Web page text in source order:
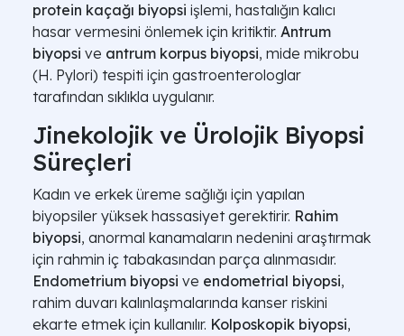
protein kaçağı biyopsi işlemi, hastalığın kalıcı
hasar vermesini önlemek için kritiktir. Antrum
biyopsi ve antrum korpus biyopsi, mide mikrobu
(H. Pylori) tespiti için gastroenterologlar
tarafından sıklıkla uygulanır.
Jinekolojik ve Ürolojik Biyopsi
Süreçleri
Kadın ve erkek üreme sağlığı için yapılan
biyopsiler yüksek hassasiyet gerektirir. Rahim
biyopsi, anormal kanamaların nedenini araştırmak
için rahmin iç tabakasından parça alınmasıdır.
Endometrium biyopsi ve endometrial biyopsi,
rahim duvarı kalınlaşmalarında kanser riskini
ekarte etmek için kullanılır. Kolposkopik biyopsi,